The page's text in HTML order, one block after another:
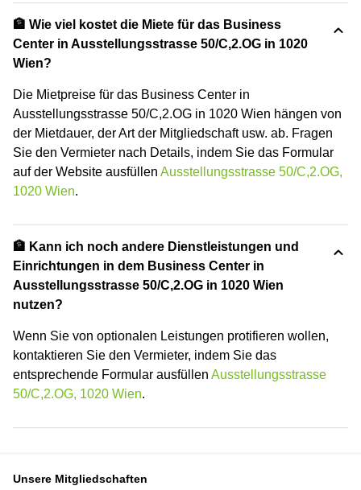
🏦 Wie viel kostet die Miete für das Business
Center in Ausstellungsstrasse 50/C,2.OG in 1020
Wien?
Die Mietpreise für das Business Center in
Ausstellungsstrasse 50/C,2.OG in 1020 Wien hängen von
der Mietdauer, der Art der Mitgliedschaft usw. ab. Fragen
Sie den Vermieter nach Details, indem Sie das Formular
auf der Website ausfüllen Ausstellungsstrasse 50/C,2.OG,
1020 Wien.
🏦 Kann ich noch andere Dienstleistungen und
Einrichtungen in dem Business Center in
Ausstellungsstrasse 50/C,2.OG in 1020 Wien
nutzen?
Wenn Sie von optionalen Leistungen protifieren wollen,
kontaktieren Sie den Vermieter, indem Sie das
entsprechende Formular ausfüllen Ausstellungsstrasse
50/C,2.OG, 1020 Wien.
Unsere Mitgliedschaften